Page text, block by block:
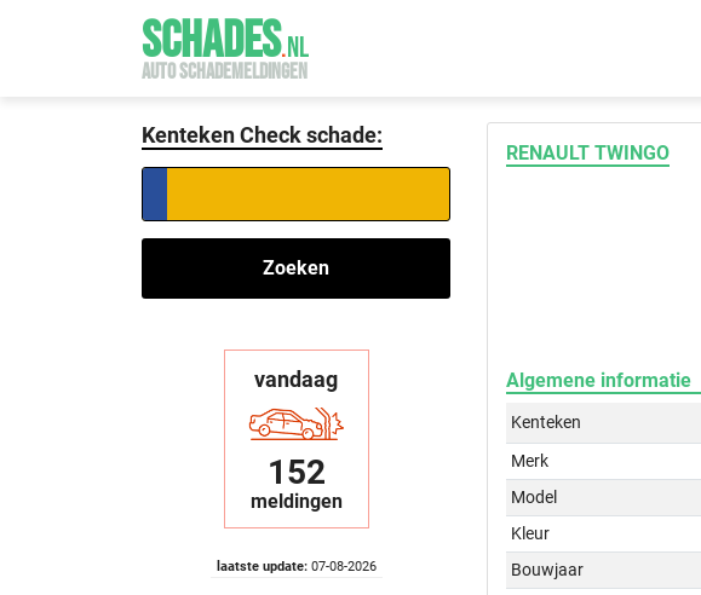
SCHADES.NL
AUTO SCHADEMELDINGEN
Kenteken Check schade:
Zoeken
vandaag
152
meldingen
laatste update:07-08-2026
RENAULT TWINGO
Algemene informatie
Kenteken
Merk
Model
Kleur
Bouwjaar